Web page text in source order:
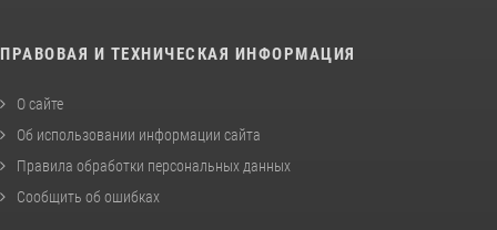
ПРАВОВАЯ И ТЕХНИЧЕСКАЯ ИНФОРМАЦИЯ
О сайте
Об использовании информации сайта
Правила обработки персональных данных
Сообщить об ошибках